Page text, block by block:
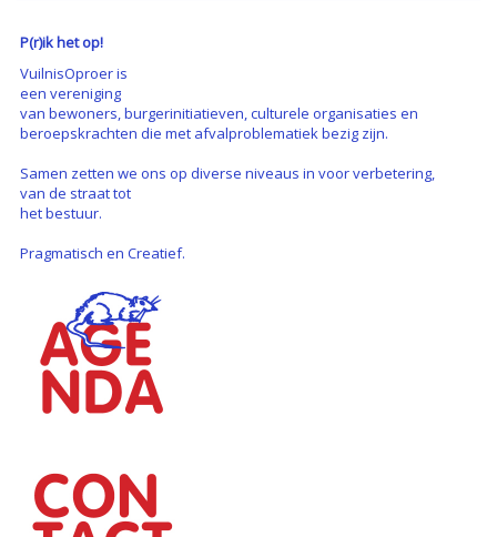
P(r)ik het op!
VuilnisOproer is
een vereniging
van bewoners, burgerinitiatieven, culturele organisaties en
beroepskrachten die met afvalproblematiek bezig zijn.
Samen zetten we ons op diverse niveaus in voor verbetering,
van de straat tot
het bestuur.
Pragmatisch en Creatief.